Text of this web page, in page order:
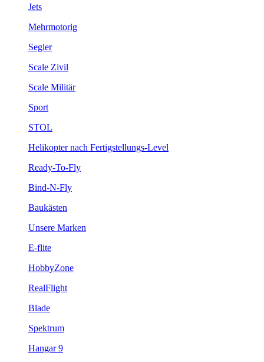
Jets
Mehrmotorig
Segler
Scale Zivil
Scale Militär
Sport
STOL
Helikopter nach Fertigstellungs-Level
Ready-To-Fly
Bind-N-Fly
Baukästen
Unsere Marken
E-flite
HobbyZone
RealFlight
Blade
Spektrum
Hangar 9